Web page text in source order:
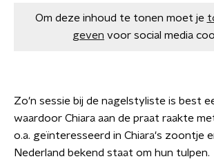
Om deze inhoud te tonen moet je
geven voor social media
Zo'n sessie bij de nagelstyliste is best
waardoor Chiara aan de praat raakte
o.a. geïnteresseerd in Chiara's zoontje
Nederland bekend staat om hun tulpen.